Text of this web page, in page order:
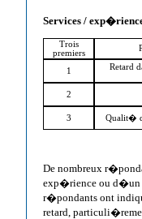
Services /
Trois
premiers
1 Retard
2
3 Qualit�
De nombreux
exp�rience ou d�un
r�pondants ont
retard,